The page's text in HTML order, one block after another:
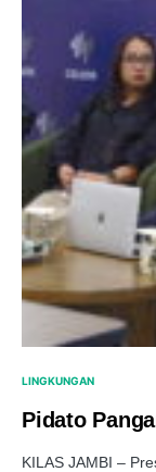
LINGKUNGAN
Pidato
KILAS JAMBI –